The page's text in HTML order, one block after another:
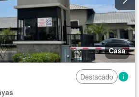
Casa
Destacado